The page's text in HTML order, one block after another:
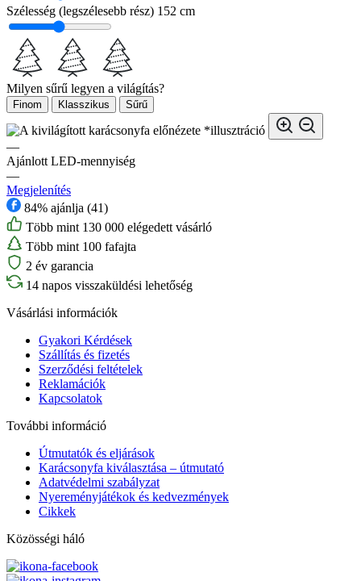
Szélesség (legszélesebb rész) 152 cm
Milyen sűrű legyen a világítás?
Finom Klasszikus Sűrű
*illusztráció
—
Ajánlott LED-mennyiség
—
Megjelenítés
84% ajánlja (41)
Több mint 130 000 elégedett vásárló
Több mint 100 fafajta
2 év garancia
14 napos visszaküldési lehetőség
Vásárlási információk
Gyakori Kérdések
Szállítás és fizetés
Szerződési feltételek
Reklamációk
Kapcsolatok
További információ
Útmutatók és eljárások
Karácsonyfa kiválasztása – útmutató
Adatvédelmi szabályzat
Nyereményjátékok és kedvezmények
Cikkek
Közösségi háló